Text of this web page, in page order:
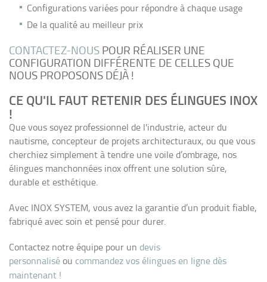
Configurations variées pour répondre à chaque usage
De la qualité au meilleur prix
CONTACTEZ-NOUSPOUR RÉALISER UNE
CONFIGURATION DIFFÉRENTE DE CELLES QUE
NOUS PROPOSONS DÉJÀ !
CE QU'IL FAUT RETENIR DES ÉLINGUES INOX
!
Que vous soyez professionnel de l'industrie, acteur du
nautisme, concepteur de projets architecturaux, ou que vous
cherchiez simplement à tendre une voile d’ombrage, nos
élingues manchonnées inox offrent une solution sûre,
durable et esthétique.
Avec INOX SYSTEM, vous avez la garantie d’un produit fiable,
fabriqué avec soin et pensé pour durer.
Contactez notre équipe pour un devis
personnaliséou commandez vos élingues en ligne dès
maintenant !